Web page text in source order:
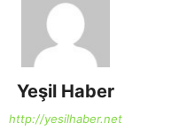
Yeşil Haber
http://yesilhaber.net